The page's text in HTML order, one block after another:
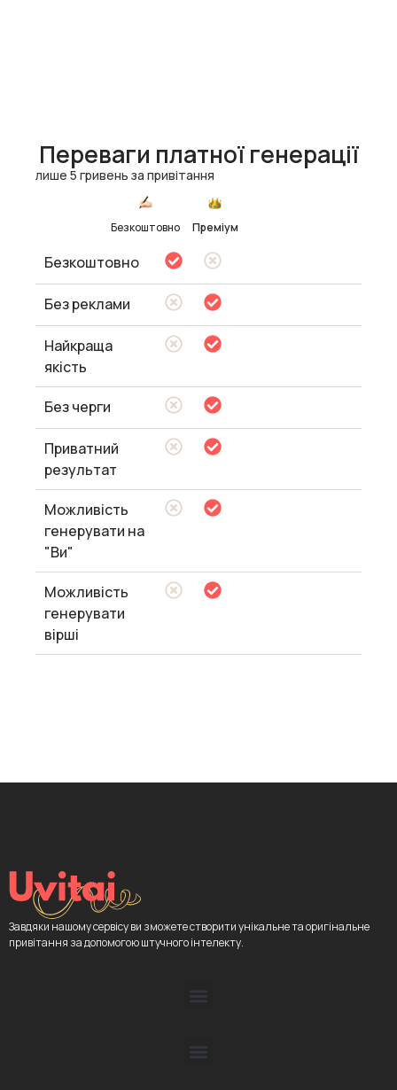
Переваги платної генерації
лише 5 гривень за привітання
Безкоштовно Преміум
Безкоштовно
Без реклами
Найкраща
якість
Без черги
Приватний
результат
Можливість
генерувати на
"Ви"
Можливість
генерувати
вірші
Завдяки нашому сервісу ви зможете створити унікальне та оригінальне
привітання за допомогою штучного інтелекту.